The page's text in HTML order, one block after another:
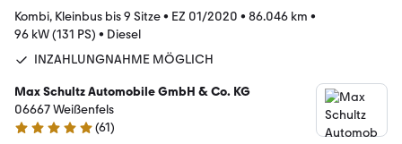
Kombi, Kleinbus bis 9 Sitze• EZ 01/2020 • 86.046 km •
96 kW (131 PS) • Diesel
INZAHLUNGNAHME MÖGLICH
Max Schultz Automobile GmbH & Co. KG
06667 Weißenfels
4.8 Sterne
(61)